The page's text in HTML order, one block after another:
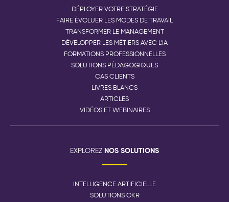
DÉPLOYER VOTRE STRATÉGIE
FAIRE ÉVOLUER LES MODES DE TRAVAIL
TRANSFORMER LE MANAGEMENT
DÉVELOPPER LES MÉTIERS AVEC L'IA
FORMATIONS PROFESSIONNELLES
SOLUTIONS PÉDAGOGIQUES
CAS CLIENTS
LIVRES BLANCS
ARTICLES
VIDÉOS ET WEBINAIRES
EXPLOREZ NOS SOLUTIONS
INTELLIGENCE ARTIFICIELLE
SOLUTIONS OKR